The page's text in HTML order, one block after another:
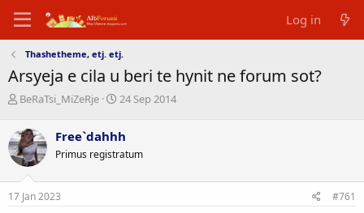
Log in
Thashetheme, etj. etj.
Arsyeja e cila u beri te hynit ne forum sot?
T
r
e
a
d
s
t
BeRaTsi_MiZeRje
D
a
e
i
24 Sep 2014
Free`dahhh
Primus registratum
17 Jan 2023 #761